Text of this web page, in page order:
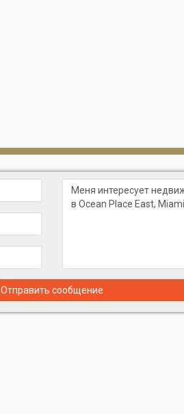
Отправить сообщение